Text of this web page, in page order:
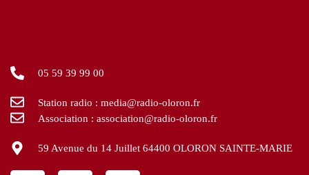
05 59 39 99 00
Station radio : media@radio-oloron.fr
Association : association@radio-oloron.fr
59 Avenue du 14 Juillet 64400 OLORON SAINTE-MARIE